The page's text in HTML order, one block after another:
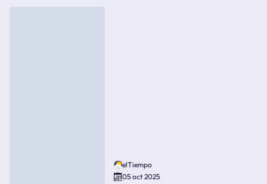
elTiempo
05 oct 2025